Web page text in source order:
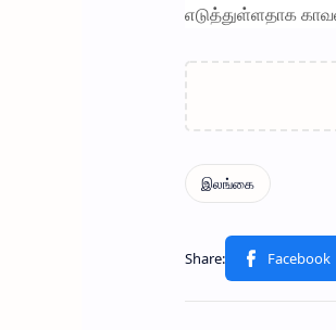
எடுத்துள்ளதாக